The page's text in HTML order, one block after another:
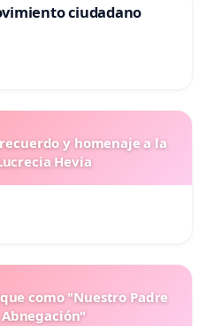
ciudadano
y homenaje a la
Hevia
como "Nuestro Padre
Abnegación"